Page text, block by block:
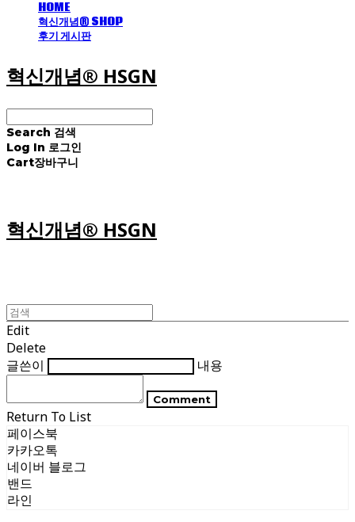
HOME
혁신개념® SHOP
후기 게시판
혁신개념® HSGN
Search 검색
Log In 로그인
Cart장바구니
혁신개념® HSGN
Edit
Delete
글쓴이
내용
Comment
Return To List
페이스북
카카오톡
네이버 블로그
밴드
라인